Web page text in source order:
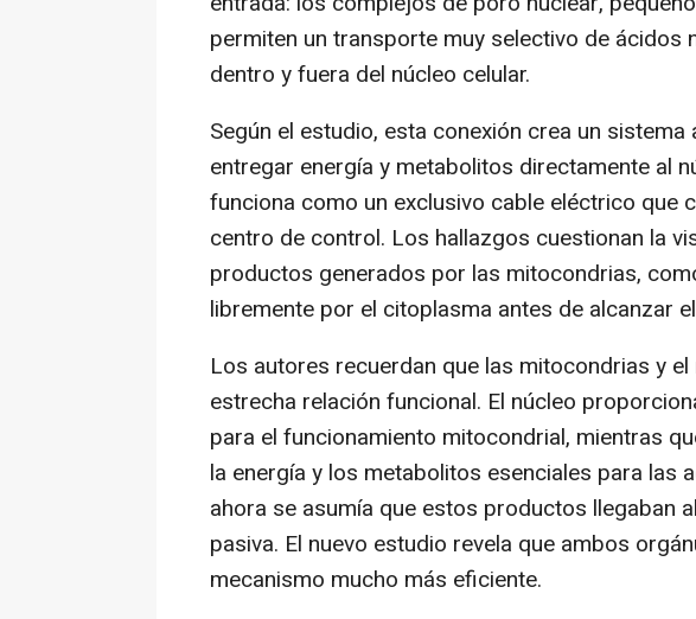
permiten un transporte muy selectivo de ácidos
dentro y fuera del núcleo celular.
Según el estudio, esta conexión crea un
entregar energía y metabolitos directamente al
funciona como un exclusivo cable eléctrico que
centro de control. Los hallazgos cuestionan la
productos generados por las mitocondrias,
libremente por el citoplasma antes de alcanzar
Los autores recuerdan que las mitocondrias y el
estrecha relación funcional. El núcleo
para el funcionamiento mitocondrial, mientras
la energía y los metabolitos esenciales para las
ahora se asumía que estos productos llegaban
pasiva. El nuevo estudio revela que ambos
mecanismo mucho más eficiente.